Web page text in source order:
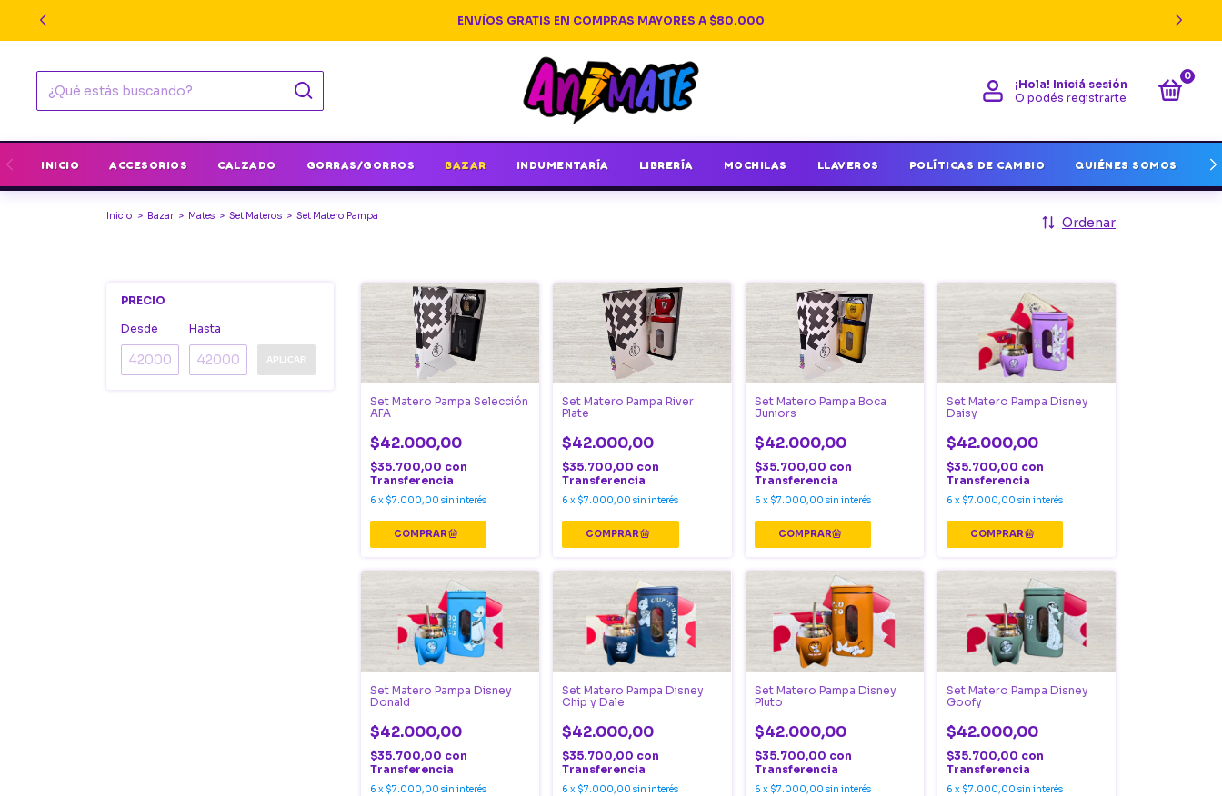
ENVÍOS GRATIS EN COMPRAS MAYORES A $80.000
¡Hola! Iniciá sesión
O podés registrarte
0
INICIO ACCESORIOS CALZADO GORRAS/GORROS BAZAR INDUMENTARÍA LIBRERÍA MOCHILAS LLAVEROS POLÍTICAS DE CAMBIO QUIÉNES SOMOS
Inicio > Bazar > Mates > Set Materos > Set Matero Pampa Ordenar
PRECIO
Desde Hasta
APLICAR
Set Matero Pampa Selección
AFA
$42.000,00
$35.700,00 con
Transferencia
6 x $7.000,00 sin interés
Set Matero Pampa River
Plate
$42.000,00
$35.700,00 con
Transferencia
6 x $7.000,00 sin interés
Set Matero Pampa Boca
Juniors
$42.000,00
$35.700,00 con
Transferencia
6 x $7.000,00 sin interés
Set Matero Pampa Disney
Daisy
$42.000,00
$35.700,00 con
Transferencia
6 x $7.000,00 sin interés
Set Matero Pampa Disney
Donald
$42.000,00
$35.700,00 con
Transferencia
6 x $7.000,00 sin interés
Set Matero Pampa Disney
Chip y Dale
$42.000,00
$35.700,00 con
Transferencia
6 x $7.000,00 sin interés
Set Matero Pampa Disney
Pluto
$42.000,00
$35.700,00 con
Transferencia
6 x $7.000,00 sin interés
Set Matero Pampa Disney
Goofy
$42.000,00
$35.700,00 con
Transferencia
6 x $7.000,00 sin interés